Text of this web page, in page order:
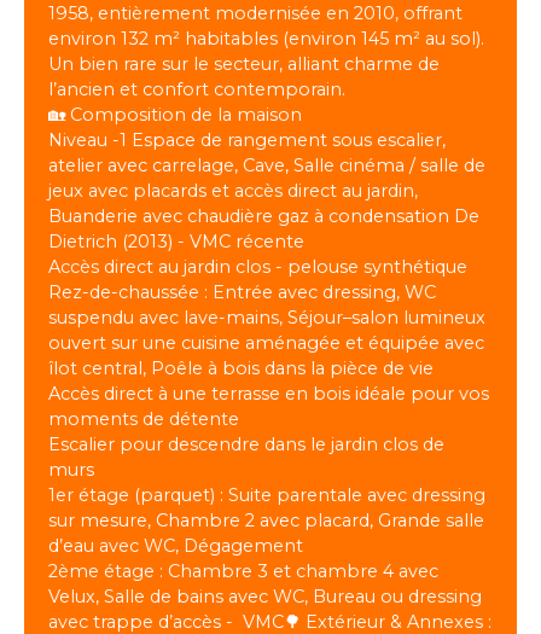
1958, entièrement modernisée en 2010, offrant
environ 132 m² habitables (environ 145 m² au sol).
Un bien rare sur le secteur, alliant charme de
l’ancien et confort contemporain.
🏡 Composition de la maison
Niveau -1 Espace de rangement sous escalier,
atelier avec carrelage, Cave, Salle cinéma / salle de
jeux avec placards et accès direct au jardin,
Buanderie avec chaudière gaz à condensation De
Dietrich (2013) - VMC récente
Accès direct au jardin clos - pelouse synthétique
Rez-de-chaussée : Entrée avec dressing, WC
suspendu avec lave-mains, Séjour–salon lumineux
ouvert sur une cuisine aménagée et équipée avec
îlot central, Poêle à bois dans la pièce de vie
Accès direct à une terrasse en bois idéale pour vos
moments de détente
Escalier pour descendre dans le jardin clos de
murs
1er étage (parquet) : Suite parentale avec dressing
sur mesure, Chambre 2 avec placard, Grande salle
d’eau avec WC, Dégagement
2ème étage : Chambre 3 et chambre 4 avec
Velux, Salle de bains avec WC, Bureau ou dressing
avec trappe d’accès - VMC🌳 Extérieur & Annexes :